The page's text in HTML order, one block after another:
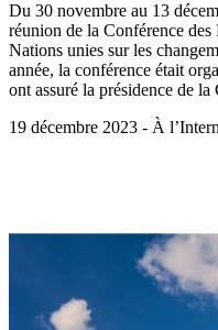
Du 30 novembre au 13
réunion de la Conférence
Nations unies sur les
année, la conférence était
ont assuré la présidence de la
19 décembre 2023 - À